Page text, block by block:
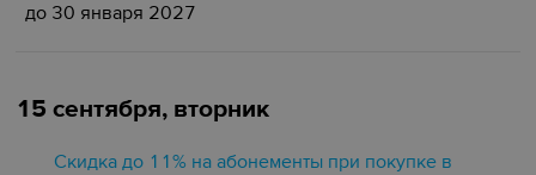
до 30 января 2027
15 сентября, вторник
Скидка до 11% на абонементы при покупке в